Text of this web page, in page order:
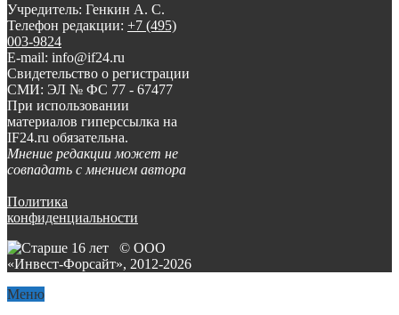
Учредитель: Генкин А. С.
Телефон редакции: +7 (495)
003-9824
E-mail: info@if24.ru
Свидетельство о регистрации
СМИ: ЭЛ № ФС 77 - 67477
При использовании
материалов гиперссылка на
IF24.ru обязательна.
Мнение редакции может не
совпадать с мнением автора
Политика
конфиденциальности
© ООО
«Инвест-Форсайт», 2012-2026
Меню